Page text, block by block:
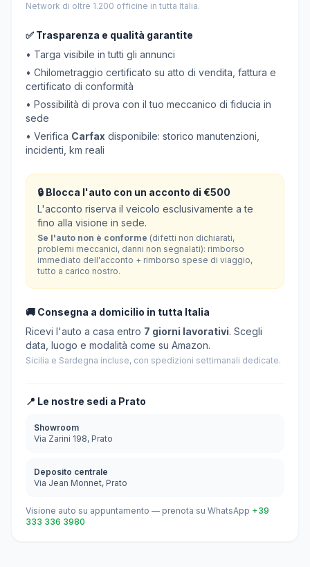
Network di oltre 1.200 officine in tutta Italia.
✅ Trasparenza e qualità garantite
• Targa visibile in tutti gli annunci
• Chilometraggio certificato su atto di vendita, fattura e
certificato di conformità
• Possibilità di prova con il tuo meccanico di fiducia in
sede
• Verifica Carfax disponibile: storico manutenzioni,
incidenti, km reali
🔒 Blocca l'auto con un acconto di €500
L'acconto riserva il veicolo esclusivamente a te
fino alla visione in sede.
Se l'auto non è conforme (difetti non dichiarati,
problemi meccanici, danni non segnalati): rimborso
immediato dell'acconto + rimborso spese di viaggio,
tutto a carico nostro.
🚚 Consegna a domicilio in tutta Italia
Ricevi l'auto a casa entro 7 giorni lavorativi. Scegli
data, luogo e modalità come su Amazon.
Sicilia e Sardegna incluse, con spedizioni settimanali dedicate.
📍 Le nostre sedi a Prato
Showroom
Via Zarini 198, Prato
Deposito centrale
Via Jean Monnet, Prato
Visione auto su appuntamento — prenota su WhatsApp +39
333 336 3980